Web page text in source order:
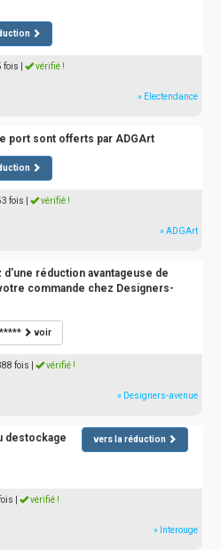
fois vérifié !
» Electendance
port sont offerts par ADGArt
fois vérifié !
» ADGArt
d'une réduction avantageuse de
commande chez Designers-
voir
fois vérifié !
» Designers-avenue
destockage vers la réduction
vérifié !
» Interouge